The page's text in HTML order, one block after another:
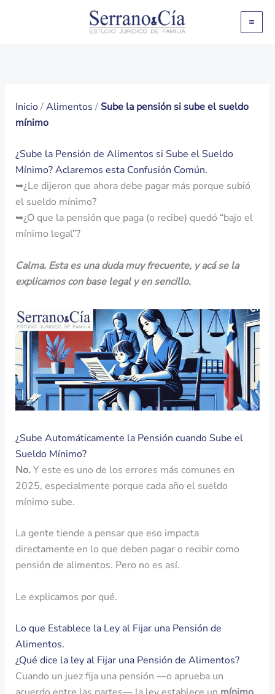
Inicio/Alimentos /Sube la pensión si sube el sueldo
mínimo
¿Sube la Pensión de Alimentos si Sube el Sueldo
Mínimo? Aclaremos esta Confusión Común.
➥¿Le dijeron que ahora debe pagar más porque subió
el sueldo mínimo?
➥¿O que la pensión que paga (o recibe) quedó “bajo el
mínimo legal”?
Calma. Esta es una duda muy frecuente, y acá se la
explicamos con base legal y en sencillo.
¿Sube Automáticamente la Pensión cuando Sube el
Sueldo Mínimo?
No.Y este es uno de los errores más comunes en
2025, especialmente porque cada año el sueldo
mínimo sube.
La gente tiende a pensar que eso impacta
directamente en lo que deben pagar o recibir como
pensión de alimentos. Pero no es así.
Le explicamos por qué.
Lo que Establece la Ley al Fijar una Pensión de
Alimentos.
¿Qué dice la ley al Fijar una Pensión de Alimentos?
Cuando un juez fija una pensión —o aprueba un